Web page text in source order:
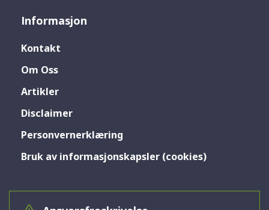
Informasjon
Kontakt
Om Oss
Artikler
Disclaimer
Personvernerklæring
Bruk av informasjonskapsler (cookies)